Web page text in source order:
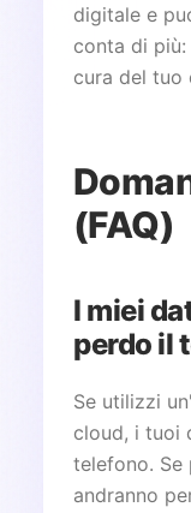
digitale e
conta di
cura del tuo
(FAQ)
I miei
perdo il
Se utilizzi
cloud, i tuoi
telefono.
andranno